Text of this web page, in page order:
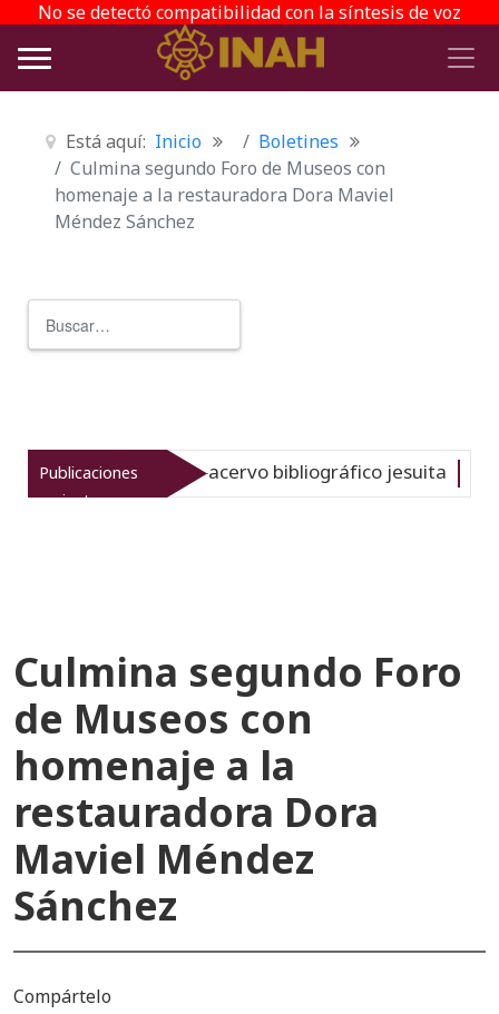
No se detectó compatibilidad con la síntesis de voz
Está aquí: Inicio
Boletines
Culmina segundo Foro de Museos con
homenaje a la restauradora Dora Maviel
Méndez Sánchez
Publicaciones
recientes
del gran acervo bibliográfico jesuita Nuevo 06-08-26
Culmina segundo Foro
de Museos con
homenaje a la
restauradora Dora
Maviel Méndez
Sánchez
Compártelo